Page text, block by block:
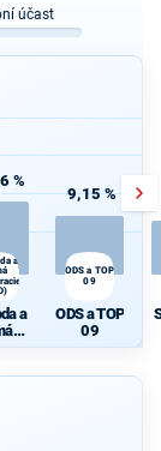
účast
%
a
a
9,15 %
ODS a TOP
09
ODS a TOP
09